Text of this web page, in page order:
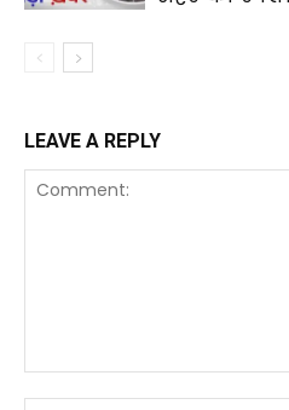
LEAVE A REPLY